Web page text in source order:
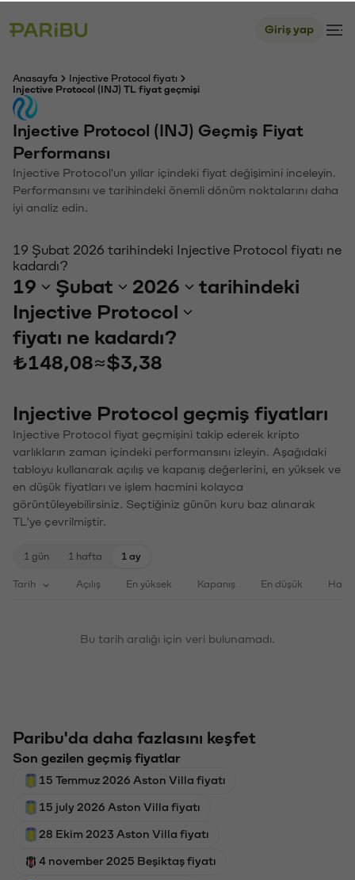
Giriş yap
Anasayfa
Injective Protocol fiyatı
Injective Protocol (INJ) TL fiyat geçmişi
Injective Protocol (INJ) Geçmiş Fiyat
Performansı
Injective Protocol'un yıllar içindeki fiyat değişimini inceleyin.
Performansını ve tarihindeki önemli dönüm noktalarını daha
iyi analiz edin.
19 Şubat 2026 tarihindeki Injective Protocol fiyatı ne
kadardı?
19 Şubat 2026
tarihindeki
Injective Protocol
fiyatı ne kadardı?
₺148,08≈$3,38
Injective Protocol geçmiş fiyatları
Injective Protocol fiyat geçmişini takip ederek kripto
varlıkların zaman içindeki performansını izleyin. Aşağıdaki
tabloyu kullanarak açılış ve kapanış değerlerini, en yüksek ve
en düşük fiyatları ve işlem hacmini kolayca
görüntüleyebilirsiniz. Seçtiğiniz günün kuru baz alınarak
TL'ye çevrilmiştir.
1 gün 1 hafta 1 ay
Tarih Açılış En yüksek Kapanış En düşük
Bu tarih aralığı için veri bulunamadı.
Paribu'da daha fazlasını keşfet
Son gezilen geçmiş fiyatlar
15 Temmuz 2026 Aston Villa fiyatı
15 july 2026 Aston Villa fiyatı
28 Ekim 2023 Aston Villa fiyatı
4 november 2025 Beşiktaş fiyatı